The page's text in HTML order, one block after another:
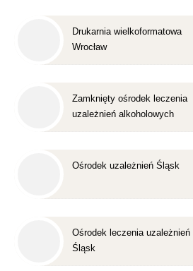
Drukarnia wielkoformatowa
Wrocław
Zamknięty ośrodek leczenia
uzależnień alkoholowych
Ośrodek uzależnień Śląsk
Ośrodek leczenia uzależnień
Śląsk